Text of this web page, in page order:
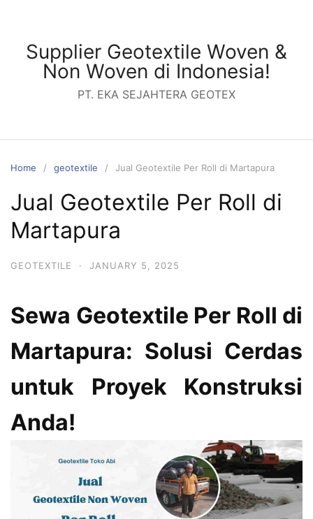
contentSupplier Geotextile Woven &
Non Woven di Indonesia!
PT. EKA SEJAHTERA GEOTEX
Home geotextile Jual Geotextile Per Roll di Martapura
Jual Geotextile Per Roll di
Martapura
GEOTEXTILE · JANUARY 5, 2025
Sewa Geotextile Per Roll di
Martapura: Solusi Cerdas
untuk Proyek Konstruksi
Anda!